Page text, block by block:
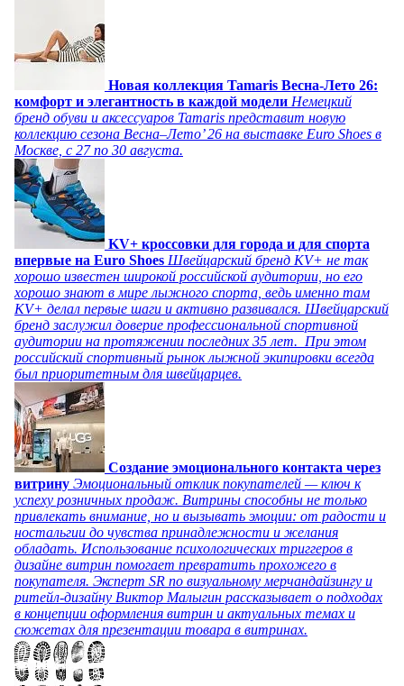
Новая коллекция Tamaris Весна-Лето 26:
комфорт и элегантность в каждой модели Немецкий
бренд обуви и аксессуаров Tamaris представит новую
коллекцию сезона Весна–Лето’ 26 на выставке Euro Shoes в
Москве, с 27 по 30 августа.
KV+ кроссовки для города и для спорта
впервые на Euro Shoes Швейцарский бренд KV+ не так
хорошо известен широкой российской аудитории, но его
хорошо знают в мире лыжного спорта, ведь именно там
KV+ делал первые шаги и активно развивался. Швейцарский
бренд заслужил доверие профессиональной спортивной
аудитории на протяжении последних 35 лет. При этом
российский спортивный рынок лыжной экипировки всегда
был приоритетным для швейцарцев.
Создание эмоционального контакта через
витрину Эмоциональный отклик покупателей — ключ к
успеху розничных продаж. Витрины способны не только
привлекать внимание, но и вызывать эмоции: от радости и
ностальгии до чувства принадлежности и желания
обладать. Использование психологических триггеров в
дизайне витрин помогает превратить прохожего в
покупателя. Эксперт SR по визуальному мерчандайзингу и
ритейл-дизайну Виктор Малыгин рассказывает о подходах
в концепции оформления витрин и актуальных темах и
сюжетах для презентации товара в витринах.